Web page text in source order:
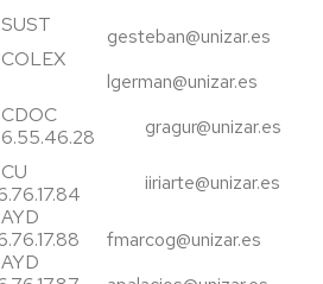
gesteban@unizar.es
lgerman@unizar.es
gragur@unizar.es
iiriarte@unizar.es
fmarcog@unizar.es